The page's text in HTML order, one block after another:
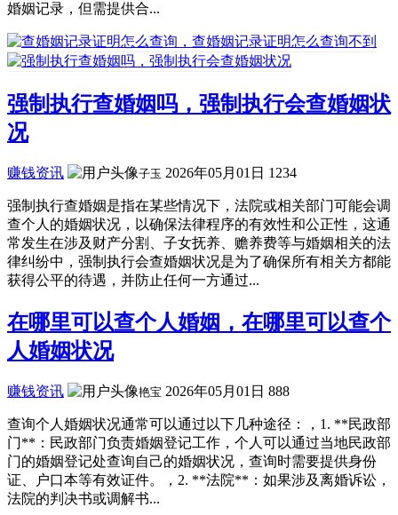
婚姻记录，但需提供合...
强制执行查婚姻吗，强制执行会查婚姻状
况
赚钱资讯 子玉 2026年05月01日 1234
强制执行查婚姻是指在某些情况下，法院或相关部门可能会调
查个人的婚姻状况，以确保法律程序的有效性和公正性，这通
常发生在涉及财产分割、子女抚养、赡养费等与婚姻相关的法
律纠纷中，强制执行会查婚姻状况是为了确保所有相关方都能
获得公平的待遇，并防止任何一方通过...
在哪里可以查个人婚姻，在哪里可以查个
人婚姻状况
赚钱资讯 艳宝 2026年05月01日 888
查询个人婚姻状况通常可以通过以下几种途径：，1. **民政部
门**：民政部门负责婚姻登记工作，个人可以通过当地民政部
门的婚姻登记处查询自己的婚姻状况，查询时需要提供身份
证、户口本等有效证件。，2. **法院**：如果涉及离婚诉讼，
法院的判决书或调解书...